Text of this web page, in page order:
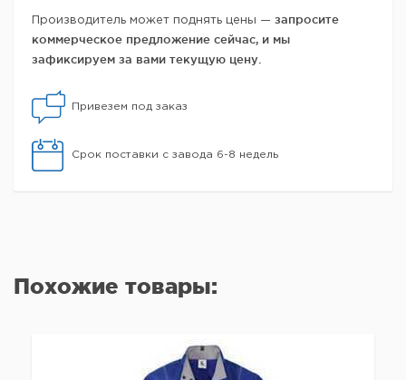
Производитель может поднять цены — запросите
коммерческое предложение сейчас, и мы
зафиксируем за вами текущую цену.
Привезем под заказ
Срок поставки с завода 6-8 недель
Похожие товары: